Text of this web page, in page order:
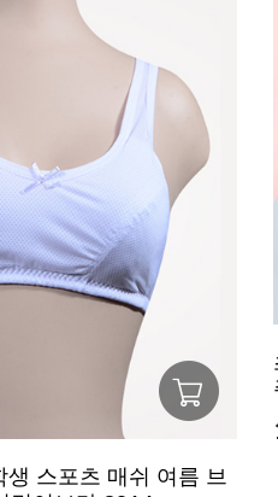
스포츠 매쉬 여름 브